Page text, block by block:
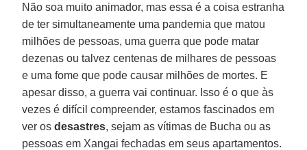
Não soa muito animador, mas essa é a coisa estranha
de ter simultaneamente uma pandemia que matou
milhões de pessoas, uma guerra que pode matar
dezenas ou talvez centenas de milhares de pessoas
e uma fome que pode causar milhões de mortes. E
apesar disso, a guerra vai continuar. Isso é o que às
vezes é difícil compreender, estamos fascinados em
ver osdesastres, sejam as vítimas de Bucha ou as
pessoas em Xangai fechadas em seus apartamentos.